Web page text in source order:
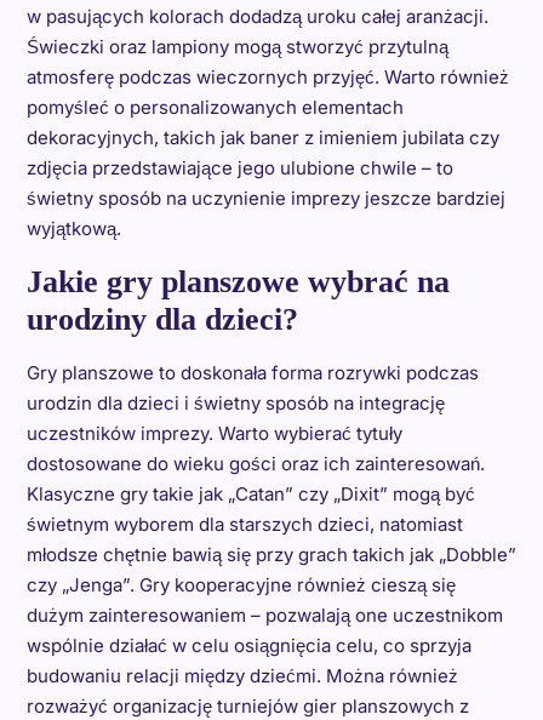
w pasujących kolorach dodadzą uroku całej aranżacji.
Świeczki oraz lampiony mogą stworzyć przytulną
atmosferę podczas wieczornych przyjęć. Warto również
pomyśleć o personalizowanych elementach
dekoracyjnych, takich jak baner z imieniem jubilata czy
zdjęcia przedstawiające jego ulubione chwile – to
świetny sposób na uczynienie imprezy jeszcze bardziej
wyjątkową.
Jakie gry planszowe wybrać na
urodziny dla dzieci?
Gry planszowe to doskonała forma rozrywki podczas
urodzin dla dzieci i świetny sposób na integrację
uczestników imprezy. Warto wybierać tytuły
dostosowane do wieku gości oraz ich zainteresowań.
Klasyczne gry takie jak „Catan” czy „Dixit” mogą być
świetnym wyborem dla starszych dzieci, natomiast
młodsze chętnie bawią się przy grach takich jak „Dobble”
czy „Jenga”. Gry kooperacyjne również cieszą się
dużym zainteresowaniem – pozwalają one uczestnikom
wspólnie działać w celu osiągnięcia celu, co sprzyja
budowaniu relacji między dziećmi. Można również
rozważyć organizację turniejów gier planszowych z